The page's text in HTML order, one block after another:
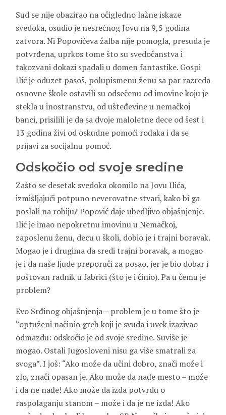
Sud se nije obazirao na očigledno lažne iskaze
svedoka, osudio je nesrećnog Jovu na 9,5 godina
zatvora. Ni Popovićeva žalba nije pomogla, presuda je
potvrđena, uprkos tome što su svedočanstva i
takozvani dokazi spadali u domen fantastike. Gospi
Ilić je oduzet pasoš, polupismenu ženu sa par razreda
osnovne škole ostavili su odsečenu od imovine koju je
stekla u inostranstvu, od ušteđevine u nemačkoj
banci, prisilili je da sa dvoje maloletne dece od šest i
13 godina živi od oskudne pomoći rođaka i da se
prijavi za socijalnu pomoć.
Odskočio od svoje sredine
Zašto se desetak svedoka okomilo na Jovu Ilića,
izmišljajući potpuno neverovatne stvari, kako bi ga
poslali na robiju? Popović daje ubedljivo objašnjenje.
Ilić je imao nepokretnu imovinu u Nemačkoj,
zaposlenu ženu, decu u školi, dobio je i trajni boravak.
Mogao je i drugima da sredi trajni boravak, a mogao
je i da naše ljude preporuči za posao, jer je bio dobar i
poštovan radnik u fabrici (što je i činio). Pa u čemu je
problem?
Evo Srđinog objašnjenja – problem je u tome što je
“optuženi načinio greh koji je svuda i uvek izazivao
odmazdu: odskočio je od svoje sredine. Suviše je
mogao. Ostali Jugosloveni nisu ga više smatrali za
svoga”. I još: “Ako može da učini dobro, znači može i
zlo, znači opasan je. Ako može da nađe mesto – može
i da ne nađe! Ako može da izda potvrdu o
raspolaganju stanom – može i da je ne izda! Ako